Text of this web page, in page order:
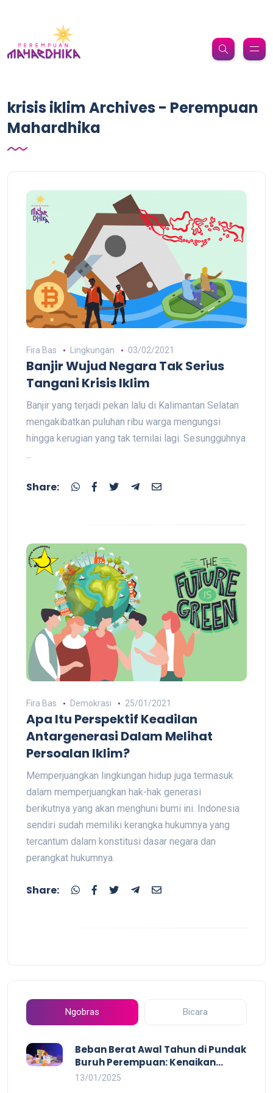
krisis iklim Archives - Perempuan
Mahardhika
Fira Bas Lingkungan 03/02/2021
Banjir Wujud Negara Tak Serius
Tangani Krisis Iklim
Banjir yang terjadi pekan lalu di Kalimantan Selatan
mengakibatkan puluhan ribu warga mengungsi
hingga kerugian yang tak ternilai lagi. Sesungguhnya
...
Share:
Fira Bas Demokrasi 25/01/2021
Apa Itu Perspektif Keadilan
Antargenerasi Dalam Melihat
Persoalan Iklim?
Memperjuangkan lingkungan hidup juga termasuk
dalam memperjuangkan hak-hak generasi
berikutnya yang akan menghuni bumi ini. Indonesia
sendiri sudah memiliki kerangka hukumnya yang
tercantum dalam konstitusi dasar negara dan
perangkat hukumnya.
Share:
Ngobras Bicara
Beban Berat Awal Tahun di Pundak
Buruh Perempuan: Kenaikan
Harga yang Mencekik, Ancaman
13/01/2025